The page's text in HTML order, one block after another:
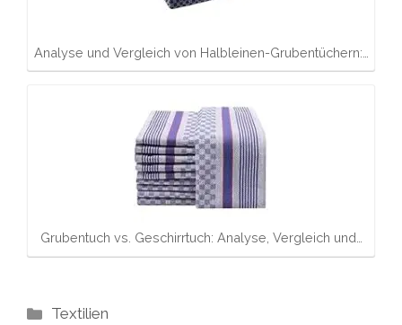
Analyse und Vergleich von Halbleinen-Grubentüchern:…
Grubentuch vs. Geschirrtuch: Analyse, Vergleich und…
Kategorien
Textilien